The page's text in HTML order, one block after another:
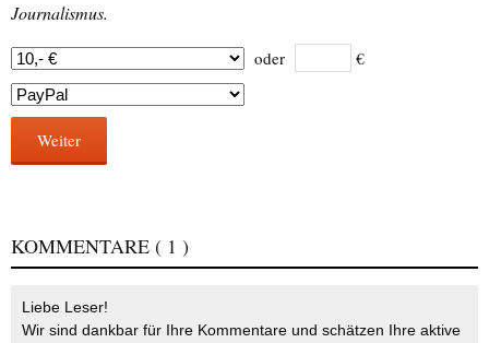
Journalismus.
oder €
Weiter
KOMMENTARE ( 1 )
Liebe Leser!
Wir sind dankbar für Ihre Kommentare und schätzen Ihre aktive